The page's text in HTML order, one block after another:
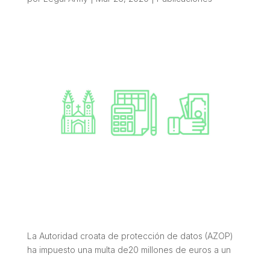
La Autoridad croata de protección de datos (AZOP)
ha impuesto una multa de20 millones de euros a un